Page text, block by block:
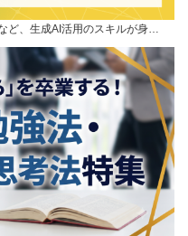
ど、生成AI活用のスキルが身…